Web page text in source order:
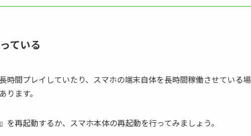
ている
時間プレイしていたり、スマホの端末自体を長時間稼働させている
ます。
を再起動するか、スマホ本体の再起動を行ってみましょう。